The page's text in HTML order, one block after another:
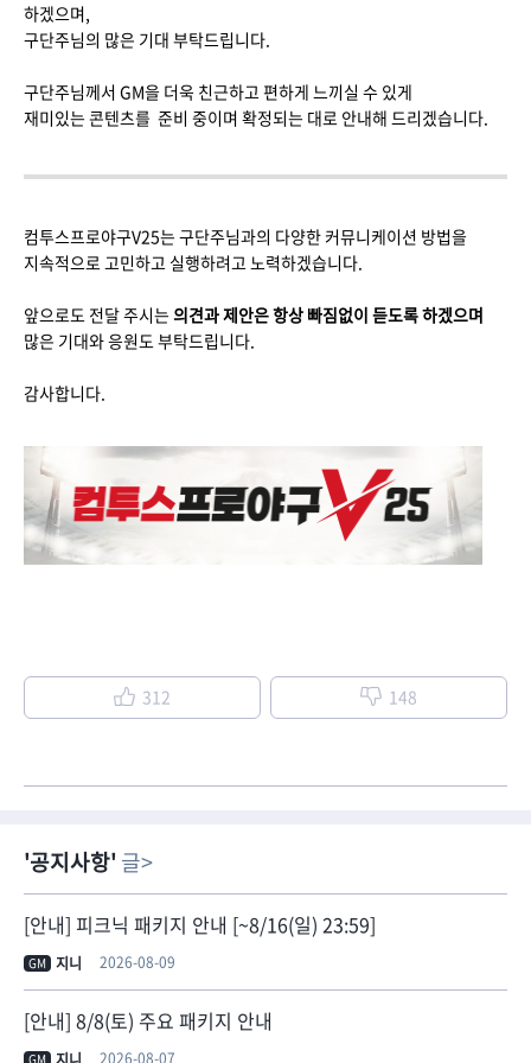
하겠으며,
구단주님의 많은 기대 부탁드립니다.
구단주님께서 GM을 더욱 친근하고 편하게 느끼실 수 있게
재미있는 콘텐츠를 준비 중이며 확정되는 대로 안내해 드리겠습니다.
컴투스프로야구V25는 구단주님과의 다양한 커뮤니케이션 방법을
지속적으로 고민하고 실행하려고 노력하겠습니다.
앞으로도 전달 주시는 의견과 제안은 항상 빠짐없이 듣도록 하겠으며
많은 기대와 응원도 부탁드립니다.
감사합니다.
312 148
공지사항 글
[안내] 피크닉 패키지 안내 [~8/16(일) 23:59]
GM 지니 2026-08-09
[안내] 8/8(토) 주요 패키지 안내
GM 2026-08-07